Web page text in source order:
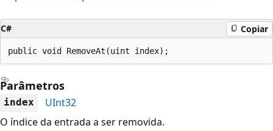
C# Copiar
public void RemoveAt(uint index);
Parâmetros
index
UInt32
O índice da entrada a ser removida.